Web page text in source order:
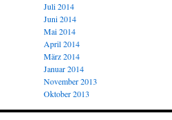
Juli 2014
Juni 2014
Mai 2014
April 2014
März 2014
Januar 2014
November 2013
Oktober 2013